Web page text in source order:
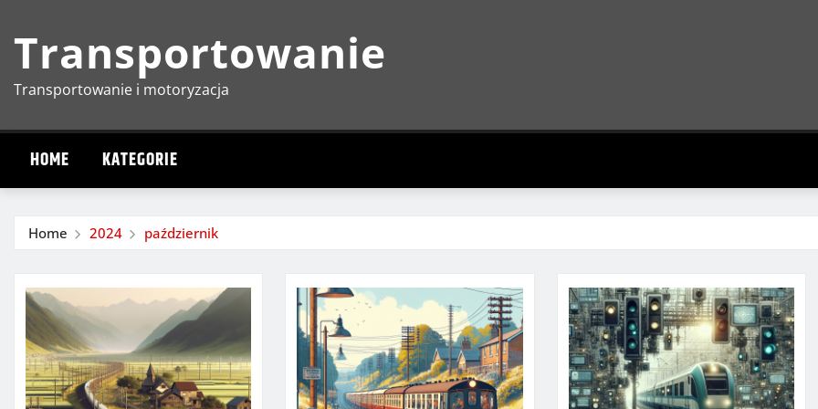
content
Transportowanie
Transportowanie i motoryzacja
HOME KATEGORIE
Home 2024 październik